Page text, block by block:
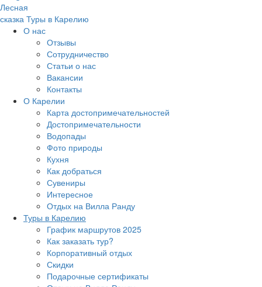
Лесная
сказка Туры в Карелию
О нас
Отзывы
Сотрудничество
Статьи о нас
Вакансии
Контакты
О Карелии
Карта достопримечательностей
Достопримечательности
Водопады
Фото природы
Кухня
Как добраться
Сувениры
Интересное
Отдых на Вилла Ранду
Туры в Карелию
График маршрутов 2025
Как заказать тур?
Корпоративный отдых
Скидки
Подарочные сертификаты